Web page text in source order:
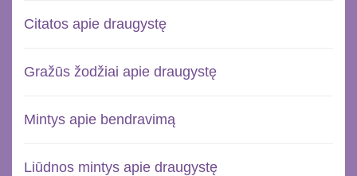
Citatos apie draugystę
Gražūs žodžiai apie draugystę
Mintys apie bendravimą
Liūdnos mintys apie draugystę